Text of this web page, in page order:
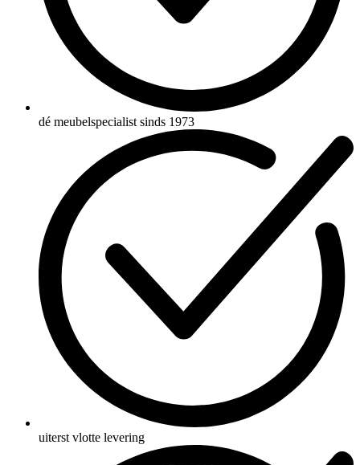
dé meubelspecialist sinds 1973
uiterst vlotte levering